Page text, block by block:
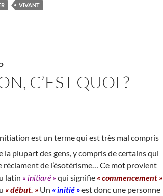
VIVANT
C’EST QUOI ?
nitiation est un terme qui est très mal compris
la plupart des gens, y compris de certains qui
réclament de l’ésotérisme… Ce mot provient
latin « initiaré » qui signifie « commencement »
« début. » Un « initié »est donc une personne